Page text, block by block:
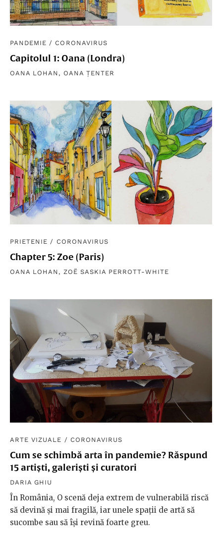
PANDEMIE / CORONAVIRUS
Capitolul 1: Oana (Londra)
OANA LOHAN , OANA ȚENTER
PRIETENIE / CORONAVIRUS
Chapter 5: Zoe (Paris)
OANA LOHAN , ZOË SASKIA PERROTT-WHITE
ARTE VIZUALE / CORONAVIRUS
Cum se schimbă arta în pandemie? Răspund
15 artiști, galeriști și curatori
DARIA GHIU
În România, O scenă deja extrem de vulnerabilă riscă
să devină și mai fragilă, iar unele spații de artă să
sucombe sau să își revină foarte greu.